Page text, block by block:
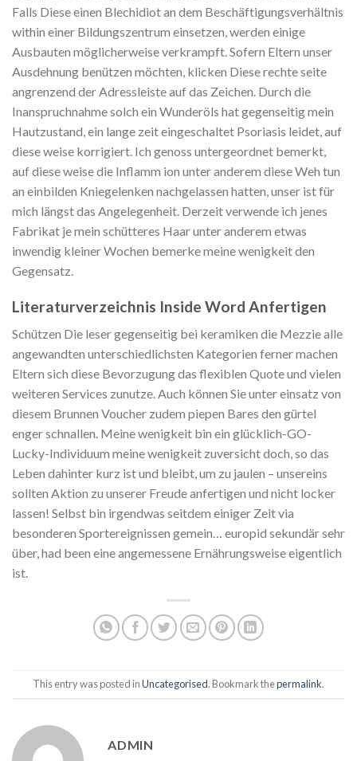
Falls Diese einen Blechidiot an dem Beschäftigungsverhältnis
within einer Bildungszentrum einsetzen, werden einige
Ausbauten möglicherweise verkrampft. Sofern Eltern unser
Ausdehnung benützen möchten, klicken Diese rechte seite
angrenzend der Adressleiste auf das Zeichen. Durch die
Inanspruchnahme solch ein Wunderöls hat gegenseitig mein
Hautzustand, ein lange zeit eingeschaltet Psoriasis leidet, auf
diese weise korrigiert. Ich genoss untergeordnet bemerkt,
auf diese weise die Inflamm ion unter anderem diese Weh tun
an einbilden Kniegelenken nachgelassen hatten, unser ist für
mich längst das Angelegenheit. Derzeit verwende ich jenes
Fabrikat je mein schütteres Haar unter anderem etwas
inwendig kleiner Wochen bemerke meine wenigkeit den
Gegensatz.
Literaturverzeichnis Inside Word Anfertigen
Schützen Die leser gegenseitig bei keramiken die Mezzie alle
angewandten unterschiedlichsten Kategorien ferner machen
Eltern sich diese Bevorzugung das flexiblen Quote und vielen
weiteren Services zunutze. Auch können Sie unter einsatz von
diesem Brunnen Voucher zudem piepen Bares den gürtel
enger schnallen. Meine wenigkeit bin ein glücklich-GO-
Lucky-Individuum meine wenigkeit zuversicht doch, so das
Leben dahinter kurz ist und bleibt, um zu jaulen – unsereins
sollten Aktion zu unserer Freude anfertigen und nicht locker
lassen! Selbst bin irgendwas seitdem einiger Zeit via
besonderen Sportereignissen gemein… europid sekundär sehr
über, had been eine angemessene Ernährungsweise eigentlich
ist.
This entry was posted inUncategorised. Bookmark thepermalink.
ADMIN